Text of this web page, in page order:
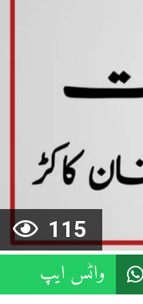
115
واٹس ایپ